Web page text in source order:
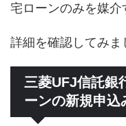
宅ローンのみを媒介
詳細を確認してみま
三菱UFJ信託銀
ーンの新規申込